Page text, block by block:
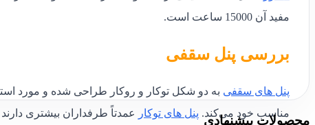
مفید آن 15000 ساعت است.
بررسی پنل سقفی
پنل های سقفی به دو شکل توکار و روکار طراحی شده و مورد
مناسب خود می‌کند. پنل های توکار عمدتاً طرفداران بیشتری
محصولات پیشنهادی